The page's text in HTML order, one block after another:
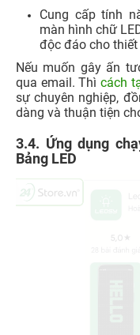
Cung cấp tính
màn hình chữ
độc đáo cho
Nếu muốn gây ấn
qua email. Thìcách
sự chuyên nghiệp,
dàng và thuận tiện
3.4. Ứng dụng
Bảng LED